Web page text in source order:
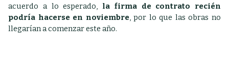
acuerdo a lo esperado, la firma de contrato recién
podría hacerse en noviembre, por lo que las obras no
llegarían a comenzar este año.